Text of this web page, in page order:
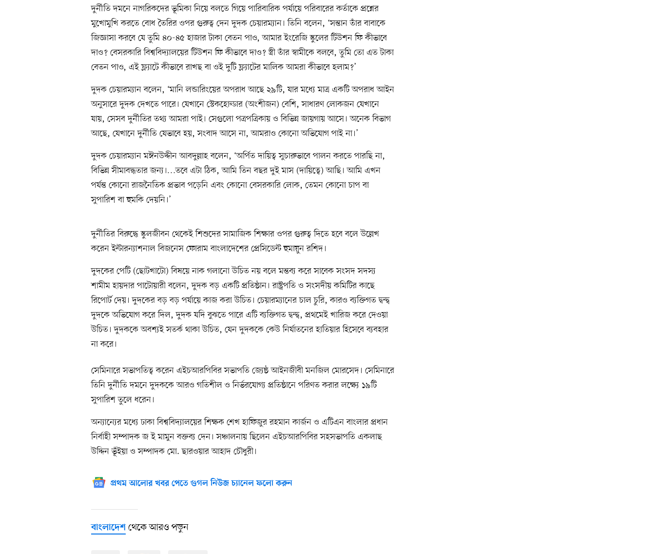
দুর্নীতি দমনে নাগরিকদের ভূমিকা নিয়ে বলতে গিয়ে পারিবারিক পর্যায়ে পরিবারের কর্তাকে প্রশ্নের
মুখোমুখি করতে বোধ তৈরির ওপর গুরুত্ব দেন দুদক চেয়ারম্যান। তিনি বলেন, ‘সন্তান তাঁর বাবাকে
জিজ্ঞাসা করবে যে তুমি ৪০-৪৫ হাজার টাকা বেতন পাও, আমার ইংরেজি স্কুলের টিউশন ফি কীভাবে
দাও? বেসরকারি বিশ্ববিদ্যালয়ের টিউশন ফি কীভাবে দাও? স্ত্রী তাঁর স্বামীকে বলবে, তুমি তো এত টাকা
বেতন পাও, এই ফ্ল্যাটে কীভাবে রাখছ বা ওই দুটি ফ্ল্যাটের মালিক আমরা কীভাবে হলাম?’
দুদক চেয়ারম্যান বলেন, ‘মানি লন্ডারিংয়ের অপরাধ আছে ২৯টি, যার মধ্যে মাত্র একটি অপরাধ আইন
অনুসারে দুদক দেখতে পারে। যেখানে স্টেকহোল্ডার (অংশীজন) বেশি, সাধারণ লোকজন যেখানে
যায়, সেসব দুর্নীতির তথ্য আমরা পাই। সেগুলো পত্রপত্রিকায় ও বিভিন্ন জায়গায় আসে। অনেক বিভাগ
আছে, যেখানে দুর্নীতি যেভাবে হয়, সংবাদ আসে না, আমরাও কোনো অভিযোগ পাই না।’
দুদক চেয়ারম্যান মঈনউদ্দীন আবদুল্লাহ বলেন, ‘অর্পিত দায়িত্ব সুচারুভাবে পালন করতে পারছি না,
বিভিন্ন সীমাবদ্ধতার জন্য।…তবে এটা ঠিক, আমি তিন বছর দুই মাস (দায়িত্বে) আছি। আমি এখন
পর্যন্ত কোনো রাজনৈতিক প্রভাব পড়েনি এবং কোনো বেসরকারি লোক, তেমন কোনো চাপ বা
সুপারিশ বা হুমকি দেয়নি।’
দুর্নীতির বিরুদ্ধে স্কুলজীবন থেকেই শিশুদের সামাজিক শিক্ষার ওপর গুরুত্ব দিতে হবে বলে উল্লেখ
করেন ইন্টারন্যাশনাল বিজনেস ফোরাম বাংলাদেশের প্রেসিডেন্ট হুমায়ুন রশিদ।
দুদকের পেটি (ছোটখাটো) বিষয়ে নাক গলানো উচিত নয় বলে মন্তব্য করে সাবেক সংসদ সদস্য
শামীম হায়দার পাটোয়ারী বলেন, দুদক বড় একটি প্রতিষ্ঠান। রাষ্ট্রপতি ও সংসদীয় কমিটির কাছে
রিপোর্ট দেয়। দুদকের বড় বড় পর্যায়ে কাজ করা উচিত। চেয়ারম্যানের চাল চুরি, কারও ব্যক্তিগত দ্বন্দ্ব
দুদকে অভিযোগ করে দিল, দুদক যদি বুঝতে পারে এটি ব্যক্তিগত দ্বন্দ্ব, প্রথমেই খারিজ করে দেওয়া
উচিত। দুদককে অবশ্যই সতর্ক থাকা উচিত, যেন দুদককে কেউ নির্যাতনের হাতিয়ার হিসেবে ব্যবহার
না করে।
সেমিনারে সভাপতিত্ব করেন এইচআরপিবির সভাপতি জ্যেষ্ঠ আইনজীবী মনজিল মোরসেদ। সেমিনারে
তিনি দুর্নীতি দমনে দুদককে আরও গতিশীল ও নির্ভরযোগ্য প্রতিষ্ঠানে পরিণত করার লক্ষ্যে ১৯টি
সুপারিশ তুলে ধরেন।
অন্যান্যের মধ্যে ঢাকা বিশ্ববিদ্যালয়ের শিক্ষক শেখ হাফিজুর রহমান কার্জন ও এটিএন বাংলার প্রধান
নির্বাহী সম্পাদক জ ই মামুন বক্তব্য দেন। সঞ্চালনায় ছিলেন এইচআরপিবির সহসভাপতি একলাছ
উদ্দিন ভূঁইয়া ও সম্পাদক মো. ছারওয়ার আহাদ চৌধুরী।
প্রথম আলোর খবর পেতে গুগল নিউজ চ্যানেল ফলো করুন
বাংলাদেশ থেকে আরও পড়ুন